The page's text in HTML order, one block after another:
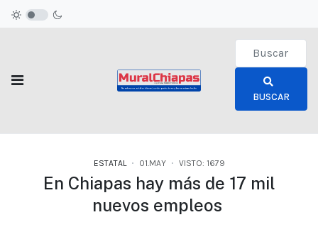
Type 2 or
BUSCAR
ESTATAL 01.MAY VISTO: 1679
En Chiapas hay más de 17 mil
nuevos empleos